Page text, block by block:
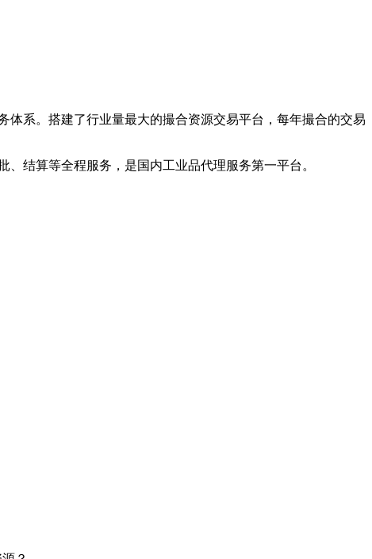
系。搭建了行业量最大的撮合资源交易平台，每年撮合的交易
结算等全程服务，是国内工业品代理服务第一平台。